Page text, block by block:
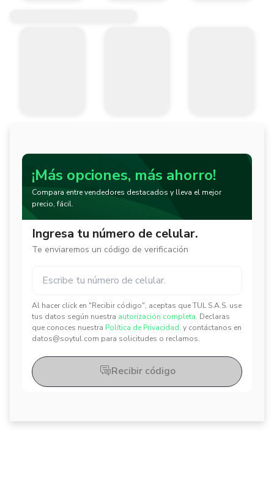
¡Más opciones, más ahorro!
Compara entre vendedores destacados y lleva el mejor
precio, fácil.
Ingresa tu número de celular.
Te enviaremos un código de verificación
Al hacer click en "Recibir código", aceptas que TUL S.A.S. use
tus datos según nuestra autorización completa. Declaras
que conoces nuestra Política de Privacidad. y contáctanos en
datos@soytul.com para solicitudes o reclamos.
✕
✕
Recibir código